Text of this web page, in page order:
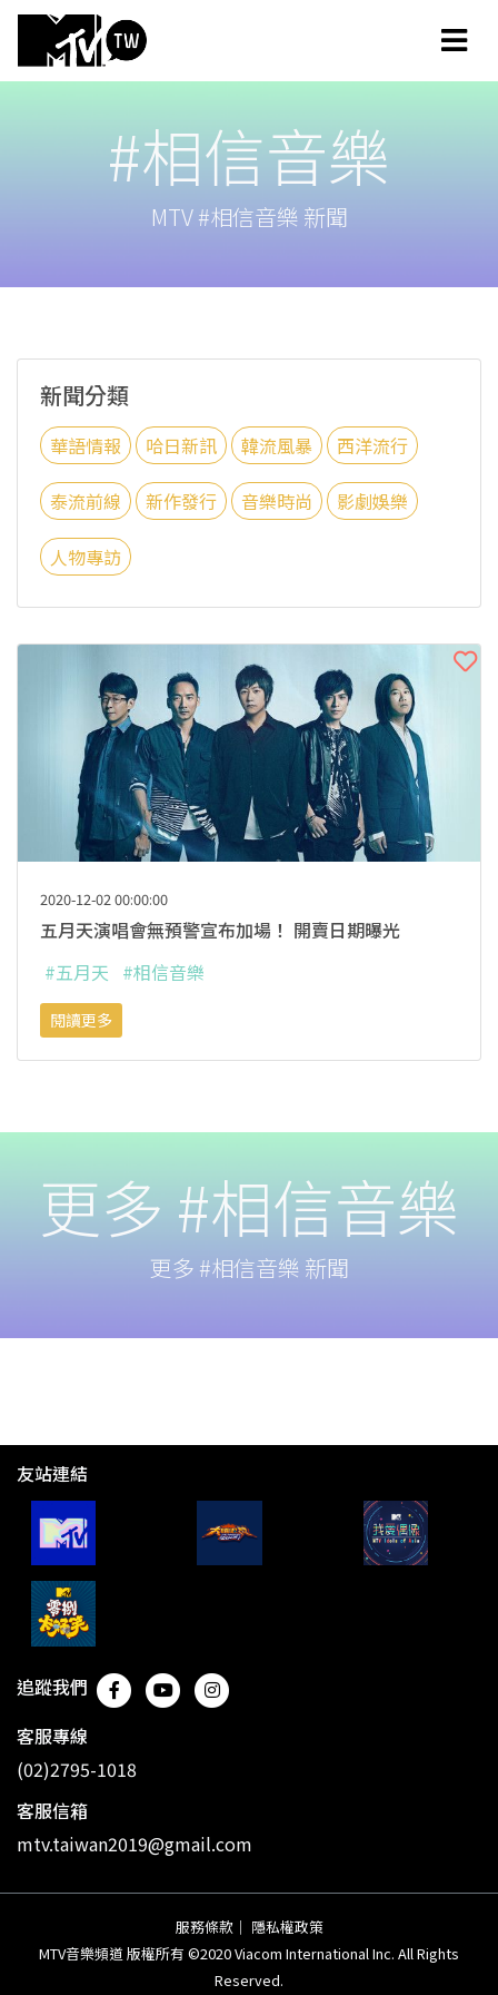
#相信音樂
MTV #相信音樂 新聞
新聞分類
華語情報 哈日新訊 韓流風暴 西洋流行
泰流前線 新作發行 音樂時尚 影劇娛樂
人物專訪
2020-12-02 00:00:00
五月天演唱會無預警宣布加場！ 開賣日期曝光
#五月天 #相信音樂
閱讀更多
更多 #相信音樂
更多 #相信音樂 新聞
友站連結
追蹤我們
客服專線
(02)2795-1018
客服信箱
mtv.taiwan2019@gmail.com
服務條款 ｜ 隱私權政策
MTV音樂頻道 版權所有 ©2020 Viacom International Inc. All Rights
Reserved.